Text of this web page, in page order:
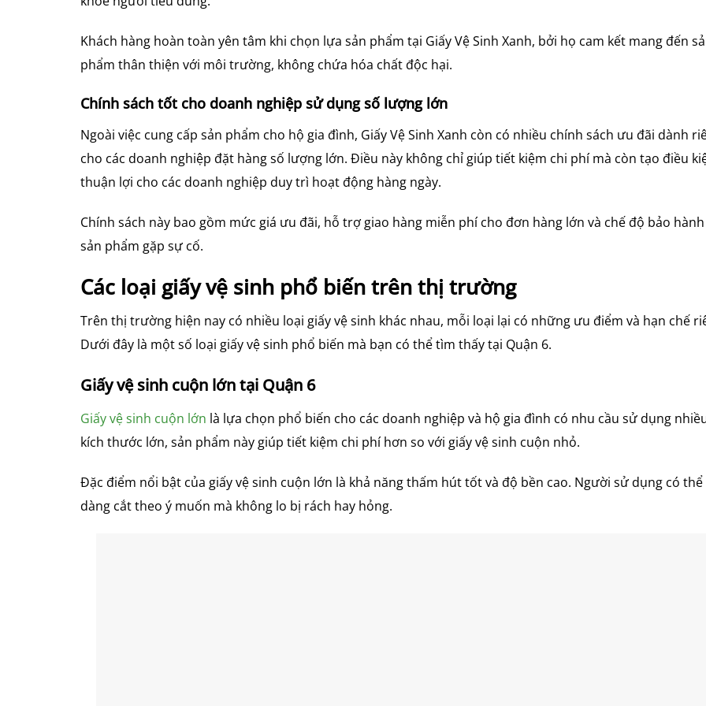
Khách hàng hoàn toàn yên tâm khi chọn lựa sản phẩm tại Giấy Vệ Sinh Xanh, bởi họ cam kết mang đến
phẩm thân thiện với môi trường, không chứa hóa chất độc hại.
Chính sách tốt cho doanh nghiệp sử dụng số lượng lớn
Ngoài việc cung cấp sản phẩm cho hộ gia đình, Giấy Vệ Sinh Xanh còn có nhiều chính sách ưu đãi dành
cho các doanh nghiệp đặt hàng số lượng lớn. Điều này không chỉ giúp tiết kiệm chi phí mà còn tạo điều
thuận lợi cho các doanh nghiệp duy trì hoạt động hàng ngày.
Chính sách này bao gồm mức giá ưu đãi, hỗ trợ giao hàng miễn phí cho đơn hàng lớn và chế độ bảo
sản phẩm gặp sự cố.
Các loại giấy vệ sinh phổ biến trên thị trường
Trên thị trường hiện nay có nhiều loại giấy vệ sinh khác nhau, mỗi loại lại có những ưu điểm và hạn chế
Dưới đây là một số loại giấy vệ sinh phổ biến mà bạn có thể tìm thấy tại Quận 6.
Giấy vệ sinh cuộn lớn tại Quận 6
Giấy vệ sinh cuộn lớn là lựa chọn phổ biến cho các doanh nghiệp và hộ gia đình có nhu cầu sử dụng
kích thước lớn, sản phẩm này giúp tiết kiệm chi phí hơn so với giấy vệ sinh cuộn nhỏ.
Đặc điểm nổi bật của giấy vệ sinh cuộn lớn là khả năng thấm hút tốt và độ bền cao. Người sử dụng có thể
dàng cắt theo ý muốn mà không lo bị rách hay hỏng.